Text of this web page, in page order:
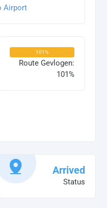
Airport
101%
Route Gevlogen:
101%
Arrived
Status